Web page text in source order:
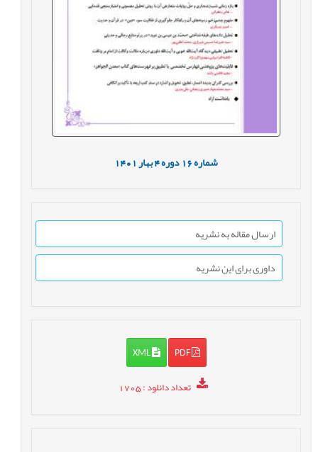
شماره16 دوره4 بهار1401
ارسال مقاله به نشریه
داوری برای این نشریه
PDF
XML
تعداد دانلود: 1705